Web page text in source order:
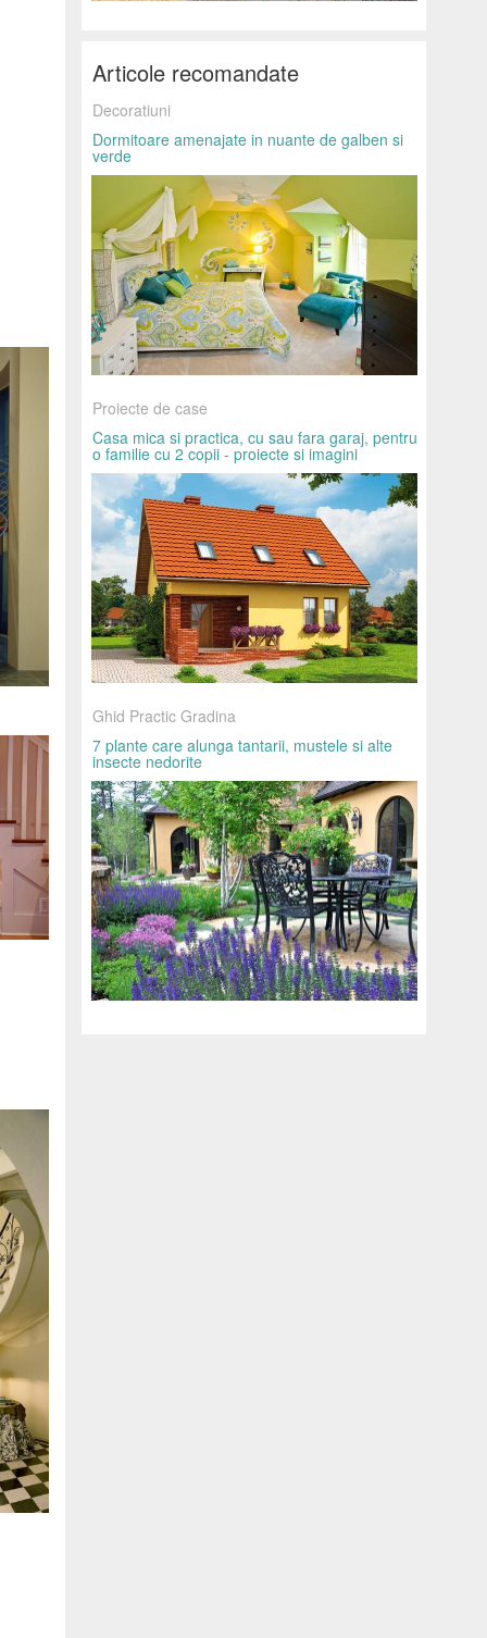
Articole recomandate
Decoratiuni
Dormitoare amenajate in nuante de galben si
verde
Proiecte de case
Casa mica si practica, cu sau fara garaj, pentru
o familie cu 2 copii - proiecte si imagini
Ghid Practic Gradina
7 plante care alunga tantarii, mustele si alte
insecte nedorite